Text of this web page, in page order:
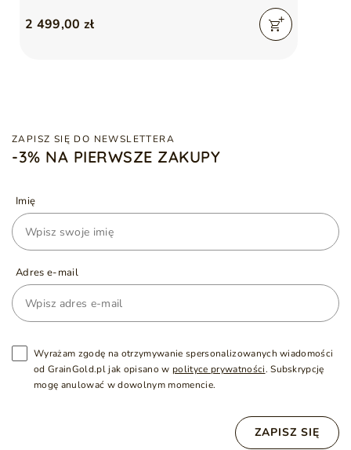
2 499,00 zł
ZAPISZ SIĘ DO NEWSLETTERA
-3% NA PIERWSZE ZAKUPY
Imię
Adres e-mail
Wyrażam zgodę na otrzymywanie spersonalizowanych wiadomości
od GrainGold.pl jak opisano w polityce prywatności. Subskrypcję
mogę anulować w dowolnym momencie.
ZAPISZ SIĘ